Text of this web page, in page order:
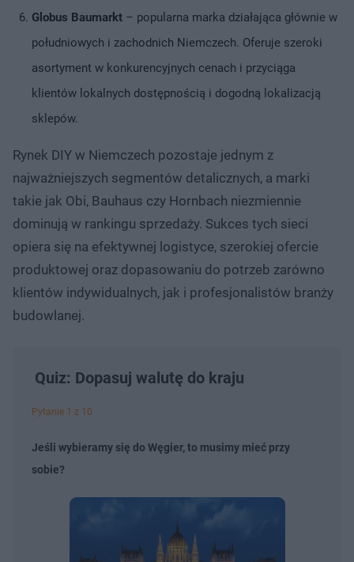
Globus Baumarkt – popularna marka działająca głównie w
południowych i zachodnich Niemczech. Oferuje szeroki
asortyment w konkurencyjnych cenach i przyciąga
klientów lokalnych dostępnością i dogodną lokalizacją
sklepów.
Rynek DIY w Niemczech pozostaje jednym z
najważniejszych segmentów detalicznych, a marki
takie jak Obi, Bauhaus czy Hornbach niezmiennie
dominują w rankingu sprzedaży. Sukces tych sieci
opiera się na efektywnej logistyce, szerokiej ofercie
produktowej oraz dopasowaniu do potrzeb zarówno
klientów indywidualnych, jak i profesjonalistów branży
budowlanej.
Quiz: Dopasuj walutę do kraju
Pytanie 1 z 10
Jeśli wybieramy się do Węgier, to musimy mieć przy
sobie?